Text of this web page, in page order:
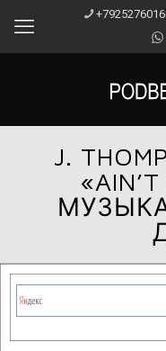
J.